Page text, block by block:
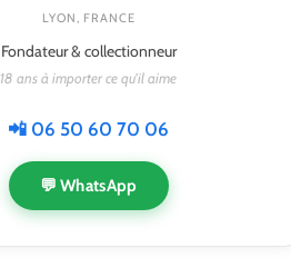
LYON, FRANCE
Fondateur & collectionneur
18 ans à importer ce qu'il aime
📲 06 50 60 70 06
💬 WhatsApp